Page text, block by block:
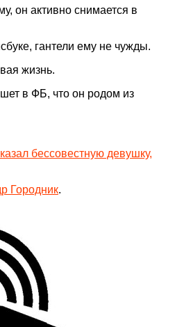
он активно снимается в
гантели ему не чужды.
жизнь.
в ФБ, что он родом из
бессовестную девушку,
Городник.